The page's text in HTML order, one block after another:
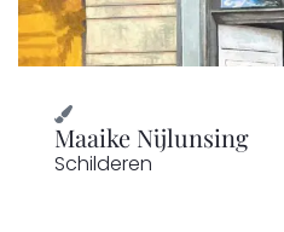
Maaike Nijlunsing
Schilderen